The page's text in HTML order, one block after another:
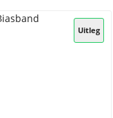
Uitleg